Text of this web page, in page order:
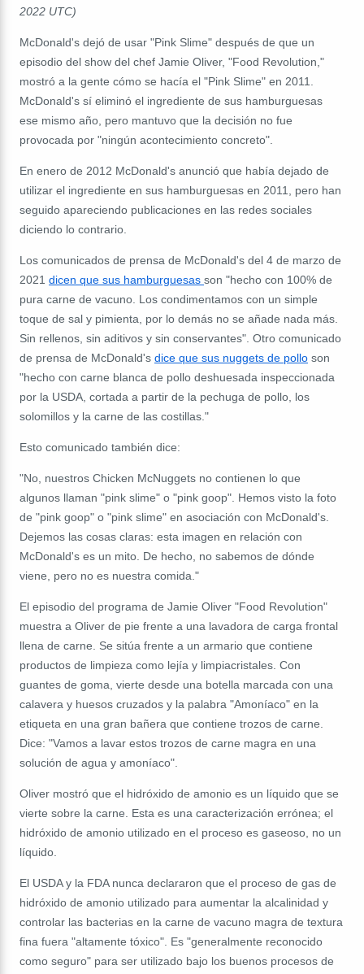
2022 UTC)
McDonald's dejó de usar "Pink Slime" después de que un
episodio del show del chef Jamie Oliver, "Food Revolution,"
mostró a la gente cómo se hacía el "Pink Slime" en 2011.
McDonald's sí eliminó el ingrediente de sus hamburguesas
ese mismo año, pero mantuvo que la decisión no fue
provocada por "ningún acontecimiento concreto".
En enero de 2012 McDonald's anunció que había dejado de
utilizar el ingrediente en sus hamburguesas en 2011, pero han
seguido apareciendo publicaciones en las redes sociales
diciendo lo contrario.
Los comunicados de prensa de McDonald's del 4 de marzo de
2021 dicen que sus hamburguesas son "hecho con 100% de
pura carne de vacuno. Los condimentamos con un simple
toque de sal y pimienta, por lo demás no se añade nada más.
Sin rellenos, sin aditivos y sin conservantes". Otro comunicado
de prensa de McDonald's dice que sus nuggets de pollo son
"hecho con carne blanca de pollo deshuesada inspeccionada
por la USDA, cortada a partir de la pechuga de pollo, los
solomillos y la carne de las costillas."
Esto comunicado también dice:
"No, nuestros Chicken McNuggets no contienen lo que
algunos llaman "pink slime" o "pink goop". Hemos visto la foto
de "pink goop" o "pink slime" en asociación con McDonald's.
Dejemos las cosas claras: esta imagen en relación con
McDonald's es un mito. De hecho, no sabemos de dónde
viene, pero no es nuestra comida."
El episodio del programa de Jamie Oliver "Food Revolution"
muestra a Oliver de pie frente a una lavadora de carga frontal
llena de carne. Se sitúa frente a un armario que contiene
productos de limpieza como lejía y limpiacristales. Con
guantes de goma, vierte desde una botella marcada con una
calavera y huesos cruzados y la palabra "Amoníaco" en la
etiqueta en una gran bañera que contiene trozos de carne.
Dice: "Vamos a lavar estos trozos de carne magra en una
solución de agua y amoníaco".
Oliver mostró que el hidróxido de amonio es un líquido que se
vierte sobre la carne. Esta es una caracterización errónea; el
hidróxido de amonio utilizado en el proceso es gaseoso, no un
líquido.
El USDA y la FDA nunca declararon que el proceso de gas de
hidróxido de amonio utilizado para aumentar la alcalinidad y
controlar las bacterias en la carne de vacuno magra de textura
fina fuera "altamente tóxico". Es "generalmente reconocido
como seguro" para ser utilizado bajo los buenos procesos de